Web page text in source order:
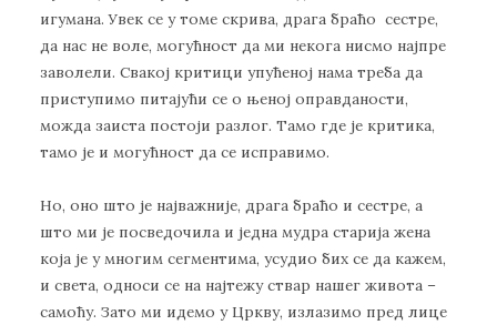
игумана. Увек се у томе скрива, драга браћо сестре,
да нас не воле, могућност да ми некога нисмо најпре
заволели. Свакој критици упућеној нама треба да
приступимо питајући се о њеној оправданости,
можда заиста постоји разлог. Тамо где је критика,
тамо је и могућност да се исправимо.
Но, оно што је најважније, драга браћо и сестре, а
што ми је посведочила и једна мудра старија жена
која је у многим сегментима, усудио бих се да кажем,
и света, односи се на најтежу ствар нашег живота –
самоћу. Зато ми идемо у Цркву, излазимо пред лице